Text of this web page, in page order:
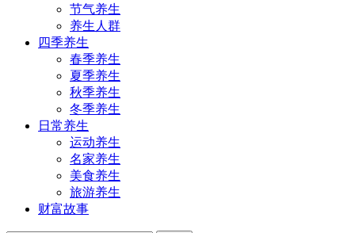
节气养生
养生人群
四季养生
春季养生
夏季养生
秋季养生
冬季养生
日常养生
运动养生
名家养生
美食养生
旅游养生
财富故事